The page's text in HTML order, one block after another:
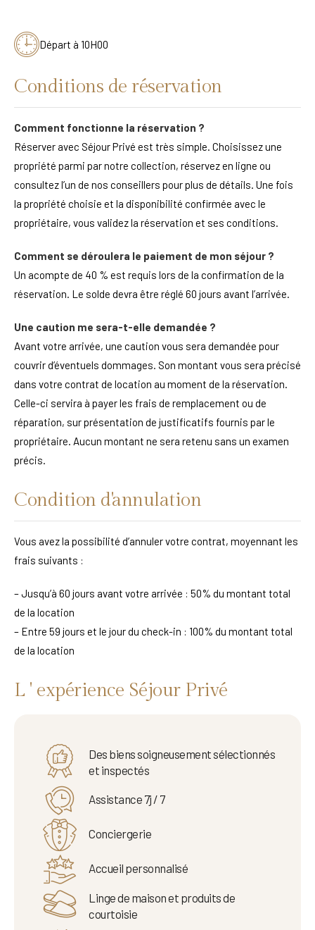
Départ à 10H00
Conditions de réservation
Comment fonctionne la réservation ?
Réserver avec Séjour Privé est très simple. Choisissez une
propriété parmi par notre collection, réservez en ligne ou
consultez l’un de nos conseillers pour plus de détails. Une fois
la propriété choisie et la disponibilité confirmée avec le
propriétaire, vous validez la réservation et ses conditions.
Comment se déroulera le paiement de mon séjour ?
Un acompte de 40 % est requis lors de la confirmation de la
réservation. Le solde devra être réglé 60 jours avant l’arrivée.
Une caution me sera-t-elle demandée ?
Avant votre arrivée, une caution vous sera demandée pour
couvrir d’éventuels dommages. Son montant vous sera précisé
dans votre contrat de location au moment de la réservation.
Celle-ci servira à payer les frais de remplacement ou de
réparation, sur présentation de justificatifs fournis par le
propriétaire. Aucun montant ne sera retenu sans un examen
précis.
Condition d'annulation
Vous avez la possibilité d’annuler votre contrat, moyennant les
frais suivants :
– Jusqu’à 60 jours avant votre arrivée : 50% du montant total
de la location
– Entre 59 jours et le jour du check-in : 100% du montant total
de la location
L ' expérience Séjour Privé
Des biens soigneusement sélectionnés
et inspectés
Assistance 7j / 7
Conciergerie
Accueil personnalisé
Linge de maison et produits de
courtoisie